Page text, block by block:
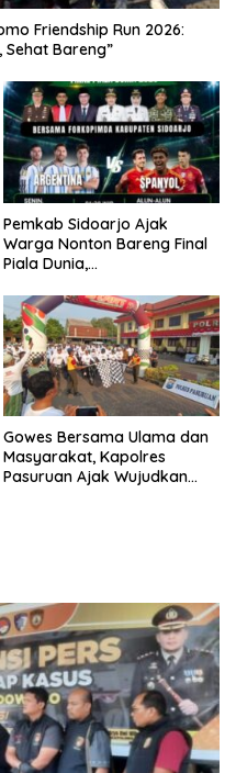
Friendship Run 2026:
Sehat Bareng”
Pemkab Sidoarjo Ajak
Warga Nonton Bareng Final
Piala Dunia,
Gowes Bersama Ulama dan
Masyarakat, Kapolres
Pasuruan Ajak Wujudkan